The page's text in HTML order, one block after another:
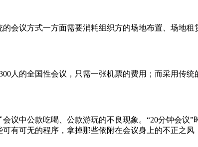
会议方式一方面需要消耗组织方的场地布置、场地租
人的全国性会议，只需一张机票的费用；而采用传统
议中公款吃喝、公款游玩的不良现象。“20分钟会议
可无的程序，拿掉那些依附在会议身上的不正之风